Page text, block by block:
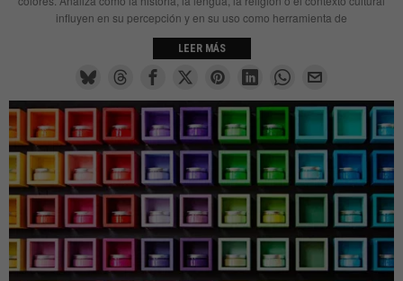
influyen en su percepción y en su uso como herramienta de
LEER MÁS